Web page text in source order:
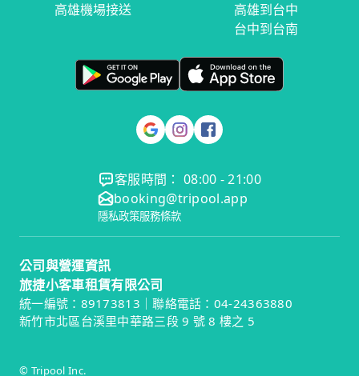
高雄機場接送
高雄到台中
台中到台南
客服時間： 08:00 - 21:00
booking@tripool.app
隱私政策服務條款
公司與營運資訊
旅捷小客車租賃有限公司
統一編號：89173813｜聯絡電話：04-24363880
新竹市北區台溪里中華路三段 9 號 8 樓之 5
© Tripool Inc.